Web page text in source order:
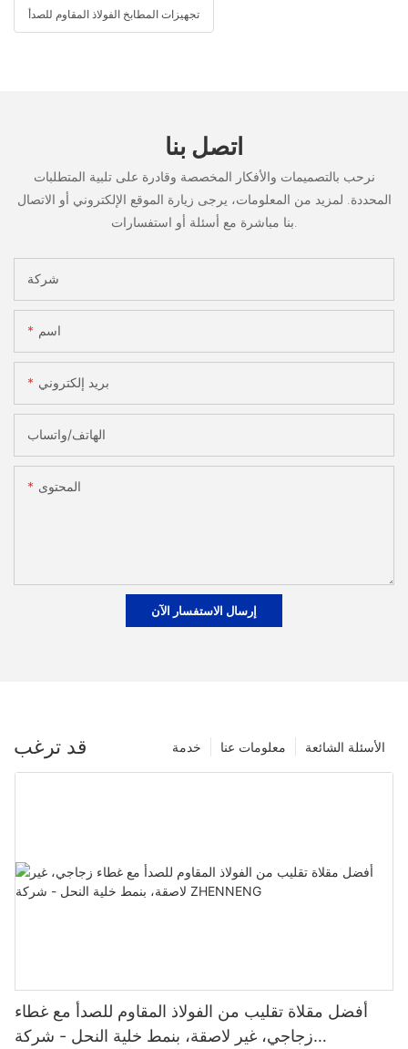
تجهيزات المطابخ الفولاذ المقاوم للصدأ
اتصل بنا
نرحب بالتصميمات والأفكار المخصصة وقادرة على تلبية المتطلبات
المحددة. لمزيد من المعلومات، يرجى زيارة الموقع الإلكتروني أو الاتصال
شركة
اسم
بريد إلكتروني
الهاتف/واتساب
المحتوى
إرسال الاستفسار الآن
قد ترغب الأسئلة الشائعة معلومات عنا خدمة
أفضل مقلاة تقليب من الفولاذ المقاوم للصدأ مع غطاء
زجاجي، غير لاصقة، بنمط خلية النحل - شركة